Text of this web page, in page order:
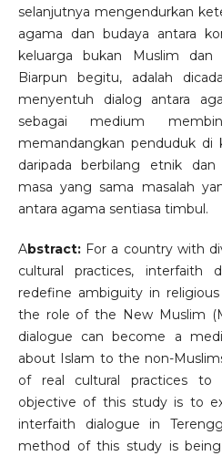
selanjutnya mengendurkan
agama dan budaya antara
keluarga bukan Muslim dan
Biarpun begitu, adalah
menyentuh dialog antara
sebagai medium
memandangkan penduduk di
daripada berbilang etnik
masa yang sama masalah
antara agama sentiasa timbul.
Abstract: For a country with
cultural practices, interfaith
redefine ambiguity in
the role of the New Muslim
dialogue can become a
about Islam to the non-
of real cultural practices to
objective of this study is to
interfaith dialogue in
method of this study is